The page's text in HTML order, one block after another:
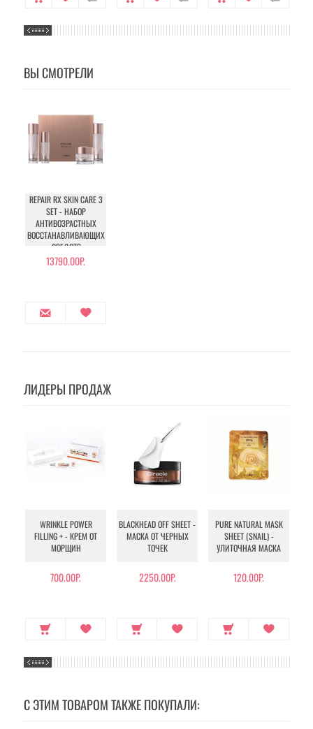
ВЫ СМОТРЕЛИ
REPAIR RX SKIN CARE 3
SET - НАБОР
АНТИВОЗРАСТНЫХ
ВОССТАНАВЛИВАЮЩИХ
СРЕДСТВ
13790.00Р.
ЛИДЕРЫ ПРОДАЖ
WRINKLE POWER
FILLING + - КРЕМ ОТ
МОРЩИН
700.00Р.
BLACKHEAD OFF SHEET -
МАСКА ОТ ЧЕРНЫХ
ТОЧЕК
2250.00Р.
PURE NATURAL MASK
SHEET (SNAIL) -
УЛИТОЧНАЯ МАСКА
120.00Р.
С ЭТИМ ТОВАРОМ ТАКЖЕ ПОКУПАЛИ: